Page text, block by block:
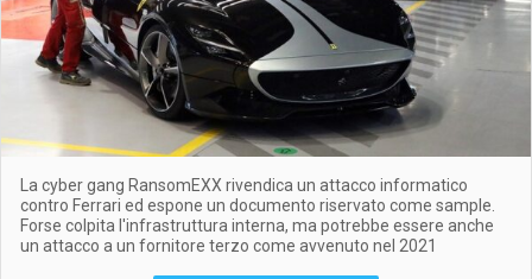
La cyber gang RansomEXX rivendica un attacco informatico
contro Ferrari ed espone un documento riservato come sample.
Forse colpita l'infrastruttura interna, ma potrebbe essere anche
un attacco a un fornitore terzo come avvenuto nel 2021